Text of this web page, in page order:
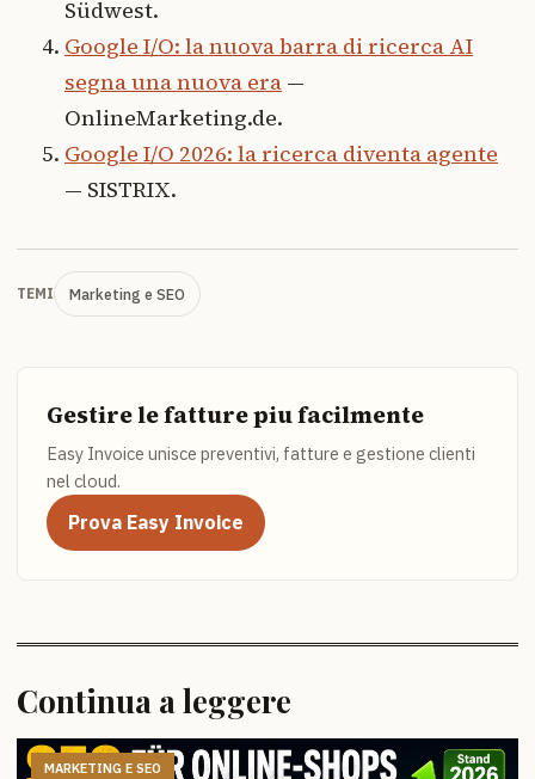
Südwest.
Google I/O: la nuova barra di ricerca AI
segna una nuova era —
OnlineMarketing.de.
Google I/O 2026: la ricerca diventa agente
— SISTRIX.
TEMI Marketing e SEO
Gestire le fatture piu facilmente
Easy Invoice unisce preventivi, fatture e gestione clienti
nel cloud.
Prova Easy Invoice
Continua a leggere
MARKETING E SEO